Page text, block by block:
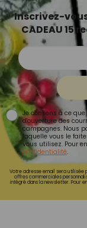
Inscrivez-
CADEAU 15
Je consens à ce
d'ouverture des
campagnes. Nous
laquelle vous le
vous utilisez. Pour
confidentialité.
Votre adresse email sera utilisée
offres commerciales
intégré dans la newsletter. Pour